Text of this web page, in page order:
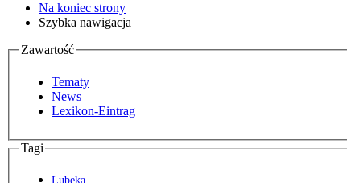
Na koniec strony
Szybka nawigacja
Zawartość
Tematy
News
Lexikon-Eintrag
Tagi
Lubeka